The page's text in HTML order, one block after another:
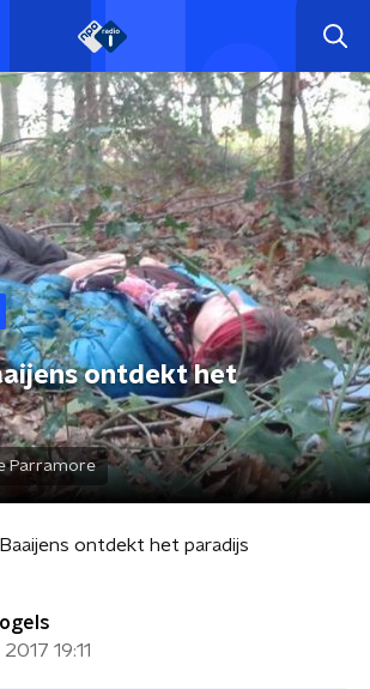
ontdekt het
Parramore
ontdekt het paradijs
2017 19:11